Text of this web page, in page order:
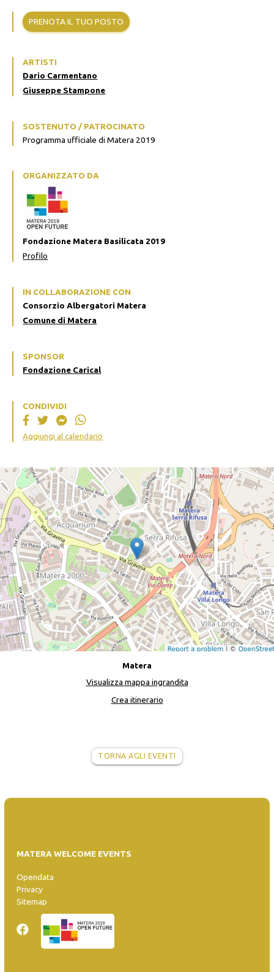
PRENOTA IL TUO POSTO
ARTISTI
Dario Carmentano
Giuseppe Stampone
SOSTENUTO / PATROCINATO
Programma ufficiale di Matera 2019
ORGANIZZATO DA
Fondazione Matera Basilicata 2019
Profilo
IN COLLABORAZIONE CON
Consorzio Albergatori Matera
Comune di Matera
SPONSOR
Fondazione Carical
CONDIVIDI
Aggiungi al calendario
Matera
Visualizza mappa ingrandita
Crea itinerario
TORNA AGLI EVENTI
MATERA WELCOME EVENTS
Opendata
Privacy
Sitemap